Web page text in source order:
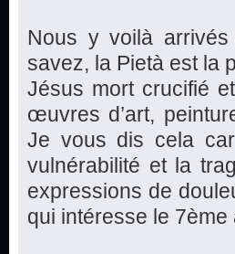
Nous y voilà
savez, la Pietà est la
Jésus mort crucifié
œuvres d’art,
Je vous dis cela
vulnérabilité et la
expressions de
qui intéresse le